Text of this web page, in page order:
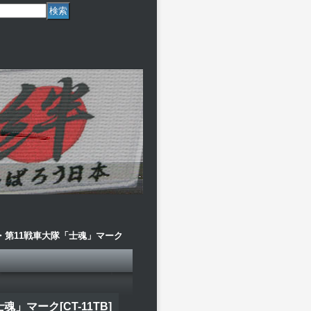
第11戦車大隊「士魂」マーク
」マーク [CT-11TB]